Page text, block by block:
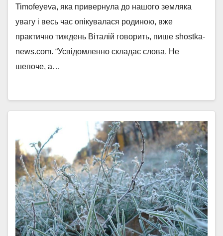
Timofeyeva, яка привернула до нашого земляка
увагу і весь час опікувалася родиною, вже
практично тиждень Віталій говорить, пише shostka-
news.com. “Усвідомленно складає слова. Не
шепоче, а…